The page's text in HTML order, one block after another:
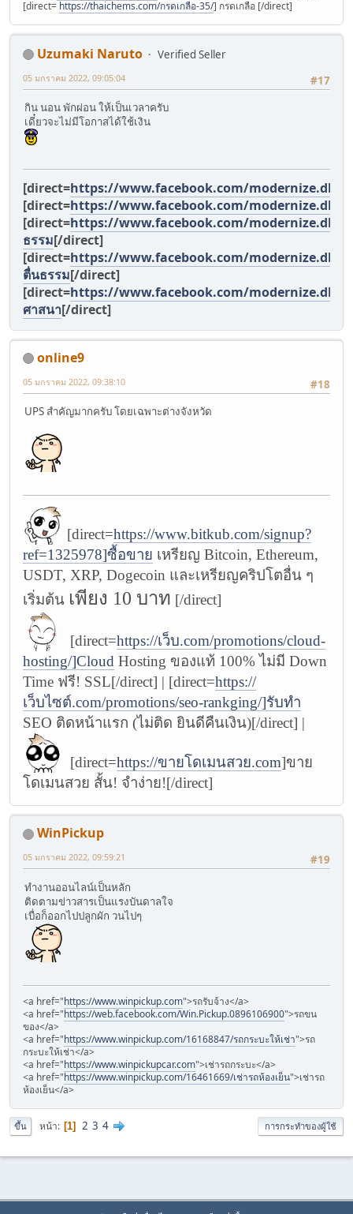
[direct= https://thaichems.com/กรดเกลือ-35/] กรดเกลือ [/direct]
Uzumaki Naruto
Verified Seller
#17
05 มกราคม 2022, 09:05:04
กิน นอน พักผ่อน ให้เป็นเวลาครับ
เดี๋ยวจะไม่มีโอกาสได้ใช้เงิน
[direct=https://www.facebook.com/
[direct=https://www.facebook.com/
[direct=https://www.facebook.com/
ธรรม[/direct]
[direct=https://www.facebook.com/
ตื่นธรรม[/direct]
[direct=https://www.facebook.com/
ศาสนา[/direct]
online9
#18
05 มกราคม 2022, 09:38:10
UPS สำคัญมากครับ โดยเฉพาะต่างจังหวัด
[direct=https://www.bitkub.com/signup?
ref=1325978]ซื้อขาย เหรียญ Bitcoin, Ethereum,
USDT, XRP, Dogecoin และเหรียญคริปโตอื่น ๆ
เริ่มต้น เพียง 10 บาท [/direct]
[direct=https://เว็บ.com/promotions/cloud-
hosting/]Cloud Hosting ของแท้ 100% ไม่มี Down
Time ฟรี! SSL[/direct] | [direct=https://
เว็บไซต์.com/promotions/seo-rankging/]รับทำ
SEO ติดหน้าแรก (ไม่ติด ยินดีคืนเงิน)[/direct] |
[direct=https://ขายโดเมนสวย.com]ขาย
โดเมนสวย สั้น! จำง่าย![/direct]
WinPickup
#19
05 มกราคม 2022, 09:59:21
ทำงานออนไลน์เป็นหลัก
ติดตามข่าวสารเป็นแรงบันดาลใจ
เบื่อก็ออกไปปลูกผัก วนไปๆ
<a href="https://www.winpickup.com">รถรับจ้าง</a>
<a href="https://web.facebook.com/Win.Pickup.0896106900">รถขน
ของ</a>
<a href="https://www.winpickup.com/16168847/รถกระบะให้เช่า">รถ
กระบะให้เช่า</a>
<a href="https://www.winpickupcar.com">เช่ารถกระบะ</a>
<a href="https://www.winpickup.com/16461669/เช่ารถห้องเย็น">เช่ารถ
ห้องเย็น</a>
ขึ้น หน้า 1 2 3 4 การกระทำของผู้ใช้